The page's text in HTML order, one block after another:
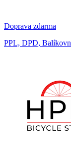
Doprava zdarma
PPL, DPD,